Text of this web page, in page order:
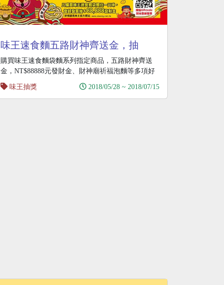
味王速食麵五路財神齊送金，抽
88888元發財金
購買味王速食麵袋麵系列指定商品，五路財神齊送
金，NT$88888元發財金、財神廟祈福泡麵等多項好
禮送
味王抽獎 2018/05/28 ~ 2018/07/15